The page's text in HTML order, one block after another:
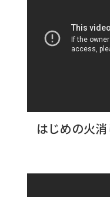
はじめの火